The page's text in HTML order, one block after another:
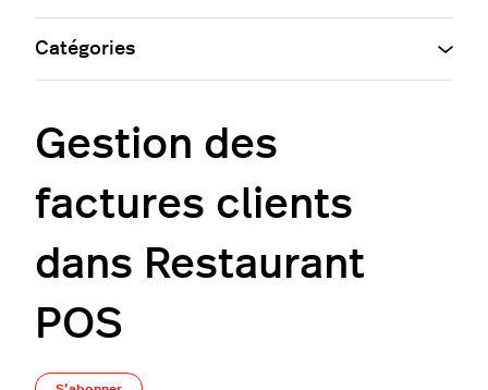
Gestion des
factures clients
dans Restaurant
POS
Catégories